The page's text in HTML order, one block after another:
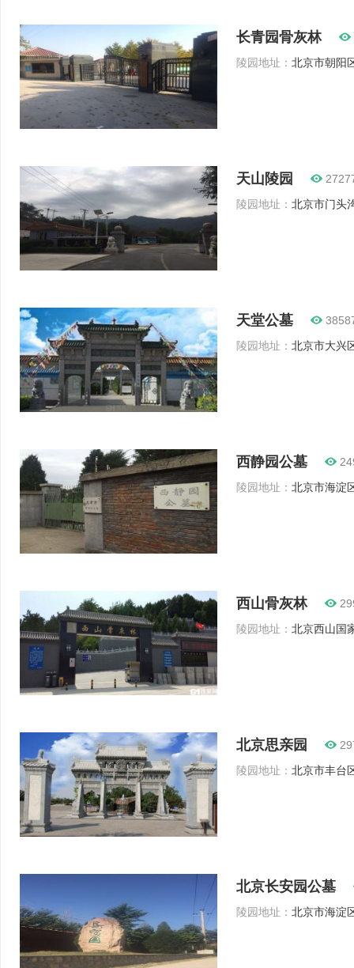
长青园骨灰林
陵园地址： 北京市朝阳
天山陵园
陵园地址： 北京市门头
天堂公墓
陵园地址： 北京市大兴
西静园公墓
陵园地址： 北京市海淀
西山骨灰林
陵园地址： 北京西山国
北京思亲园
陵园地址： 北京市丰台
北京长安园公墓
陵园地址： 北京市海淀